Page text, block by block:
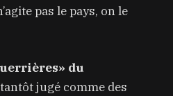
pas le pays, on le
du
jugé comme des